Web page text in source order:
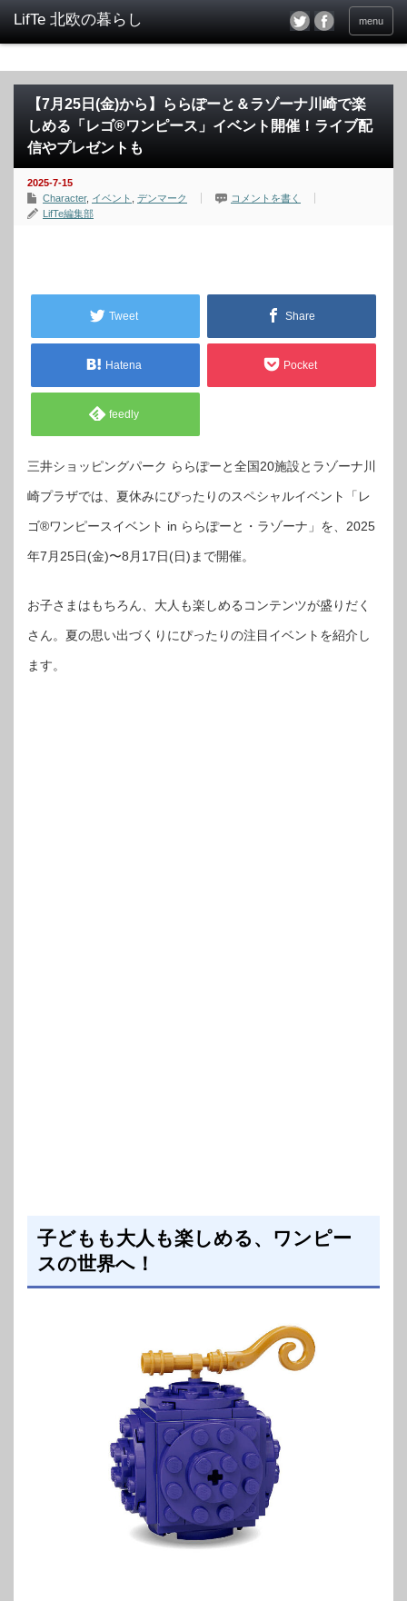
menu
【7月25日(金)から】ららぽーと＆ラゾーナ川崎で楽
しめる「レゴ®ワンピース」イベント開催！ライブ配
信やプレゼントも
2025-7-15
Character, イベント デンマーク
コメントを書く
LifTe編集部
Tweet Share
Hatena Pocket
feedly
三井ショッピングパーク ららぽーと全国20施設とラゾーナ川
崎プラザでは、夏休みにぴったりのスペシャルイベント「レ
ゴ®ワンピースイベント in ららぽーと・ラゾーナ」を、2025
年7月25日(金)〜8月17日(日)まで開催。
お子さまはもちろん、大人も楽しめるコンテンツが盛りだく
さん。夏の思い出づくりにぴったりの注目イベントを紹介し
ます。
子どもも大人も楽しめる、ワンピー
スの世界へ！